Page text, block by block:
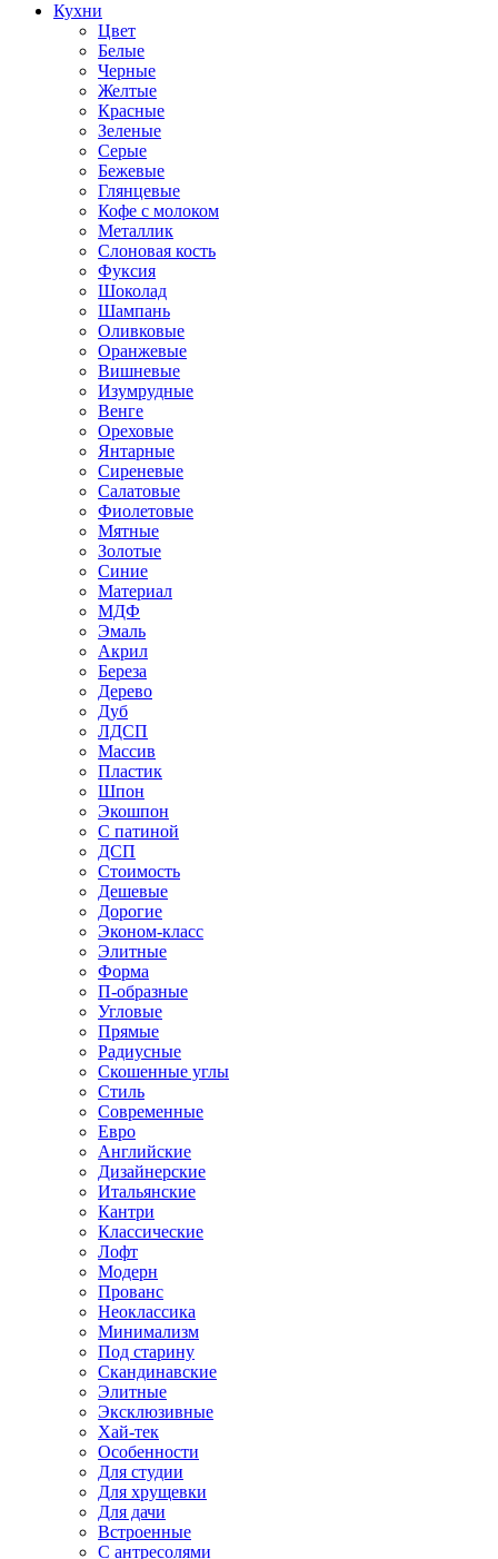
Кухни
Цвет
Белые
Черные
Желтые
Красные
Зеленые
Серые
Бежевые
Глянцевые
Кофе с молоком
Металлик
Слоновая кость
Фуксия
Шоколад
Шампань
Оливковые
Оранжевые
Вишневые
Изумрудные
Венге
Ореховые
Янтарные
Сиреневые
Салатовые
Фиолетовые
Мятные
Золотые
Синие
Материал
МДФ
Эмаль
Акрил
Береза
Дерево
Дуб
ЛДСП
Массив
Пластик
Шпон
Экошпон
С патиной
ДСП
Стоимость
Дешевые
Дорогие
Эконом-класс
Элитные
Форма
П-образные
Угловые
Прямые
Радиусные
Скошенные углы
Стиль
Современные
Евро
Английские
Дизайнерские
Итальянские
Кантри
Классические
Лофт
Модерн
Прованс
Неоклассика
Минимализм
Под старину
Скандинавские
Элитные
Эксклюзивные
Хай-тек
Особенности
Для студии
Для хрущевки
Для дачи
Встроенные
С антресолями